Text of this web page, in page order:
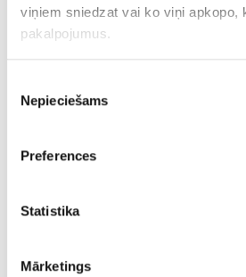
viņiem sniedzat vai ko viņi apkopo,
pakalpojumus.
izvēle
Nepieciešams
Preferences
Statistika
Mārketings
Gredzens ar